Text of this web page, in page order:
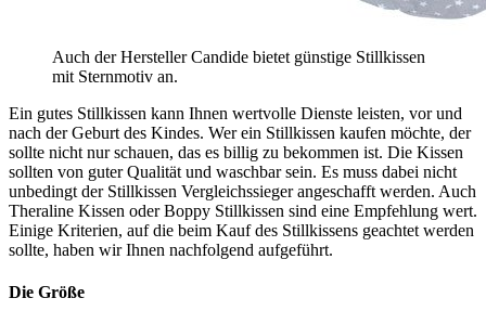
Auch der Hersteller Candide bietet günstige Stillkissen
mit Sternmotiv an.
Ein gutes Stillkissen kann Ihnen wertvolle Dienste leisten, vor und
nach der Geburt des Kindes. Wer ein Stillkissen kaufen möchte, der
sollte nicht nur schauen, das es billig zu bekommen ist. Die Kissen
sollten von guter Qualität und waschbar sein. Es muss dabei nicht
unbedingt der Stillkissen Vergleichssieger angeschafft werden. Auch
Theraline Kissen oder Boppy Stillkissen sind eine Empfehlung wert.
Einige Kriterien, auf die beim Kauf des Stillkissens geachtet werden
sollte, haben wir Ihnen nachfolgend aufgeführt.
Die Größe